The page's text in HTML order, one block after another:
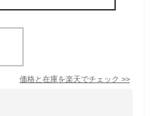
価格と在庫を楽天でチェック >>